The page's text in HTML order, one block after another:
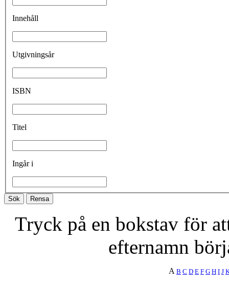
Innehåll
Utgivningsår
ISBN
Titel
Ingår i
Tryck på en bokstav för
efternamn
A B C D E F G H I J